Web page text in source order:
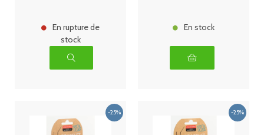
En rupture de
stock
En stock